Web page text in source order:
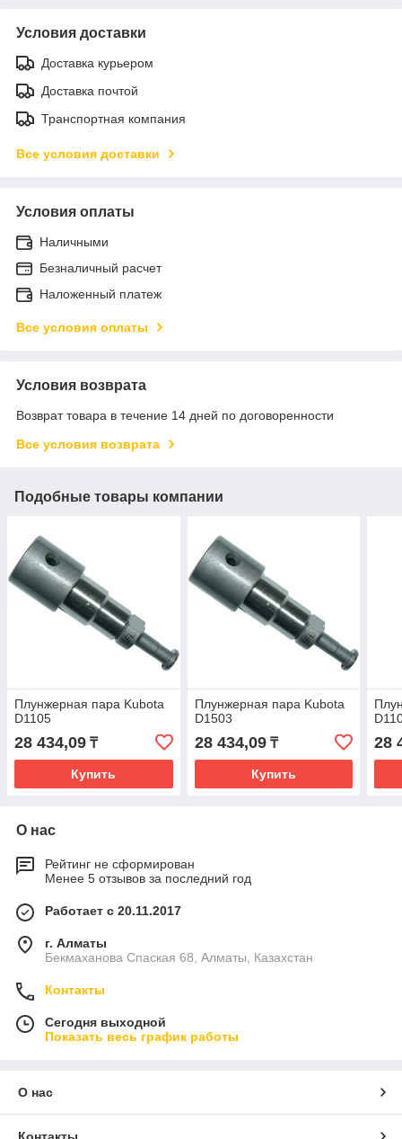
Условия доставки
Доставка курьером
Доставка почтой
Транспортная компания
Все условия доставки
Условия оплаты
Наличными
Безналичный расчет
Наложенный платеж
Все условия оплаты
Условия возврата
Возврат товара в течение 14 дней по договоренности
Все условия возврата
Подобные товары компании
Плунжерная пара Kubota
D1105
28 434,09 ₸
Купить
Плунжерная пара Kubota
D1503
28 434,09₸
Купить
28
О нас
Рейтинг не сформирован
Менее 5 отзывов за последний год
Работает с 20.11.2017
г. Алматы
Бекмаханова Спаская 68, Алматы, Казахстан
Контакты
Сегодня выходной
Показать весь график работы
О нас